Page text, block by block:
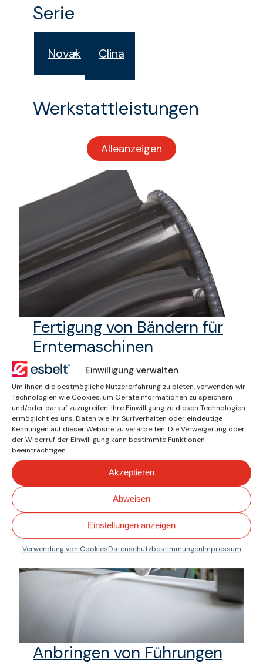
Einwilligung verwalten
Um Ihnen die bestmögliche Nutzererfahrung zu bieten, verwenden wir
Technologien wie Cookies, um Geräteinformationen zu speichern
und/oder darauf zuzugreifen. Ihre Einwilligung zu diesen Technologien
ermöglicht es uns, Daten wie Ihr Surfverhalten oder eindeutige
Kennungen auf dieser Website zu verarbeiten. Die Verweigerung oder
der Widerruf der Einwilligung kann bestimmte Funktionen
beeinträchtigen.
Akzeptieren
Abweisen
Einstellungen anzeigen
Verwendung von CookiesDatenschutzbestimmungenImpressum
Serie
Novak Clina
Werkstattleistungen
Alle Werkstattleistungen
anzeigen
Fertigung von Bändern für
Erntemaschinen
Weit verbreitete und anerkannte
Bänder, robust mit hoher
Quersteifigkeit.
Hochfrequenzverschweißte Profile
mit hoher Schlag- und
Reißfestigkeit, die doppelt so lange
halten wie durchschnittliche Bänder
und bis zu zwei Saisons lang
repariert werden können.
Anbringen von Führungen